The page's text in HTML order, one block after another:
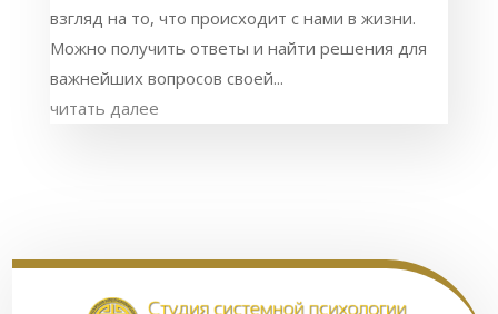
взгляд на то, что происходит с нами в жизни.
Можно получить ответы и найти решения для
важнейших вопросов своей...
читать далее